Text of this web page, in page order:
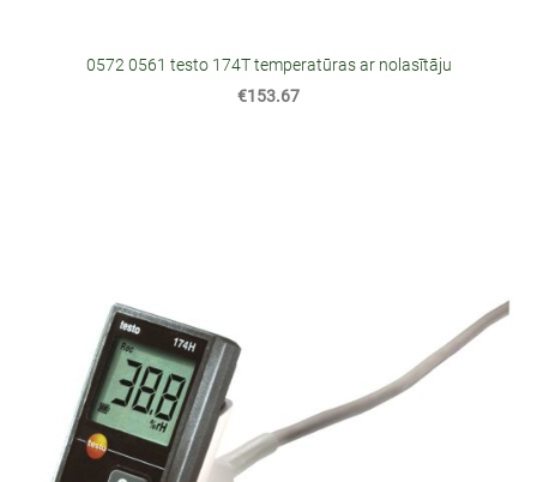
0572 0561 testo 174T temperatūras ar nolasītāju
€153.67